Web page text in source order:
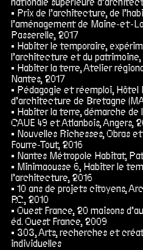
Prix de l’architecture, de
l’aménagement de Maine-et-
Passerelle, 2017
Habiter le temporaire,
l’architecture et du patrimoine,
Habiter la terre, Atelier
Nantes, 2017
Pédagogie et réemploi, Hôtel
d’architecture de Bretagne
Habiter la terre, démarche de
CAUE 49 et Atlanbois, Angers,
Nouvelles Richesses, Obras
Fourre-Tout, 2016
Nantes Métropole Habitat,
Minimaousse 6, Habiter le
l’architecture, 2016
10 ans de projets citoyens,
P.C., 2010
Ouest France, 20 maisons
éd. Ouest France, 2009
303, Arts, recherches et
individuelles